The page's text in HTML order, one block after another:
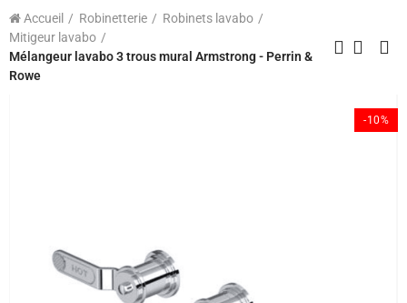
Accueil Robinetterie
Robinets lavabo
Mitigeur lavabo
Mélangeur lavabo 3 trous mural Armstrong - Perrin &
Rowe
-10%